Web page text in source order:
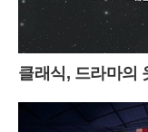
클래식, 드라마의